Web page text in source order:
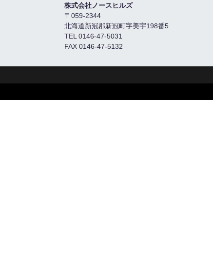
株式会社ノースヒルズ
〒059-2344
北海道新冠郡新冠町字美宇198番5
TEL 0146-47-5031
FAX 0146-47-5132